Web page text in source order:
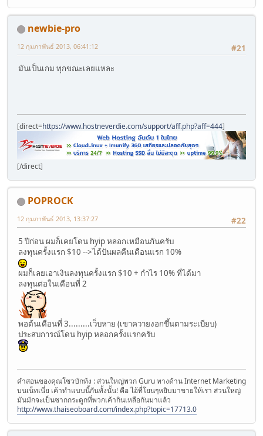
newbie-pro
#21
12 กุมภาพันธ์ 2013, 06:41:12
มันเป็นเกม ทุกขณะเลยแหละ
[direct=https://www.hostneverdie.com/support/aff.php?aff=444]
[/direct]
POPROCK
#22
12 กุมภาพันธ์ 2013, 13:37:27
5 ปีก่อน ผมก็เคยโดน hyip หลอกเหมือนกันครับ
ลงทุนครั้งแรก $10 -->ได้ปันผลคืนเดือนแรก 10%
ผมก็เลยเอาเงินลงทุนครั้งแรก $10 + กำไร 10% ที่ได้มา
ลงทุนต่อในเดือนที่ 2
พอต้นเดือนที่ 3.........เว็บหาย (เขาควายงอกขึ้นตามระเบียบ)
ประสบการณ์โดน hyip หลอกครั้งแรกครับ
คำสอนของคุณโซวบักท้ง : ส่วนใหญ่พวก Guru ทางด้าน Internet Marketing
บนเน็ทเนี่ย เค้าทำแบบนี้กันทั้งนั้น! คือ ไอ้ที่โยนๆหยิบมาขายให้เรา ส่วนใหญ่
มันมักจะเป็นซากกระดูกที่พวกเค้ากินเหลือกันมาแล้ว
http://www.thaiseoboard.com/index.php?topic=17713.0